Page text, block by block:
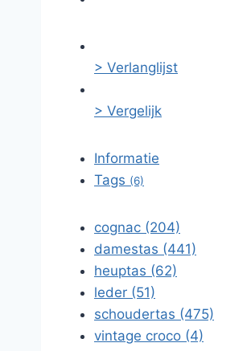
> Verlanglijst
> Vergelijk
Informatie
Tags (6)
cognac (204)
damestas (441)
heuptas (62)
leder (51)
schoudertas (475)
vintage croco (4)